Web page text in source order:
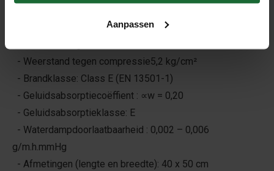
Aanpassen
- Weerstand tegen compressie5,2 kg/cm²
- Brandklasse: Class E (EN 13501-1)
- Geluidsabsorptiecoëffient : ∝w = 0,20
- Geluidsabsorptieklasse: E
- Waterdampdoorlaatbaarheid : 0,002 – 0,006
g/m.h.mmHg
- Afmetingen (lengte en breedte): 40 x 50 cm